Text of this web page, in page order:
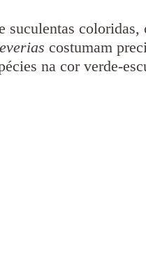
coloridas,
costumam
na cor verde-